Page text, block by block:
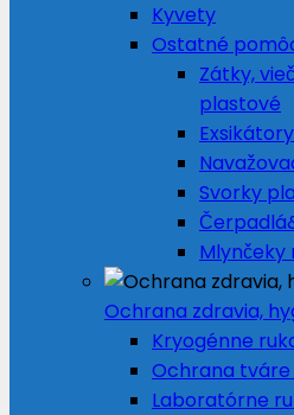
Kyvety
Ostatné
Zátky,
plastové
Svorky
Mlynčeky
Ochrana zdravia,
Kryogénne
Ochrana tváre
Laboratórne